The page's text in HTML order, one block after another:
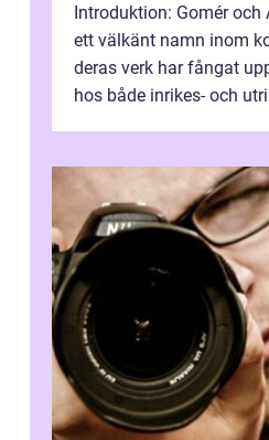
Introduktion: Gomér och
ett välkänt namn inom
deras verk har fångat
hos både inrikes- och